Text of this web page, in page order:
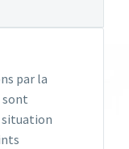
par la
sont
situation